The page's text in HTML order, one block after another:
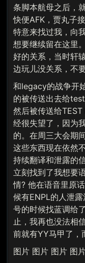
条脚本航母之后，
快便AFK，贾丸子
特意来找过我，向
想要继续留在这里
好的关系，当时轩
边玩儿没关系，不
和legacy的战争开
的被传送出去给
然后被传送给
经很失望了，因为
的。在周三大会期
这些东西现在依然
持续翻译和泄露的
立刻找到了我想要
情? 他在语音里原
候有ENPL的人泄
号的时候找蓝调给
止，我再也没法相
前就有YY马甲了，
图片 图片 图片 图